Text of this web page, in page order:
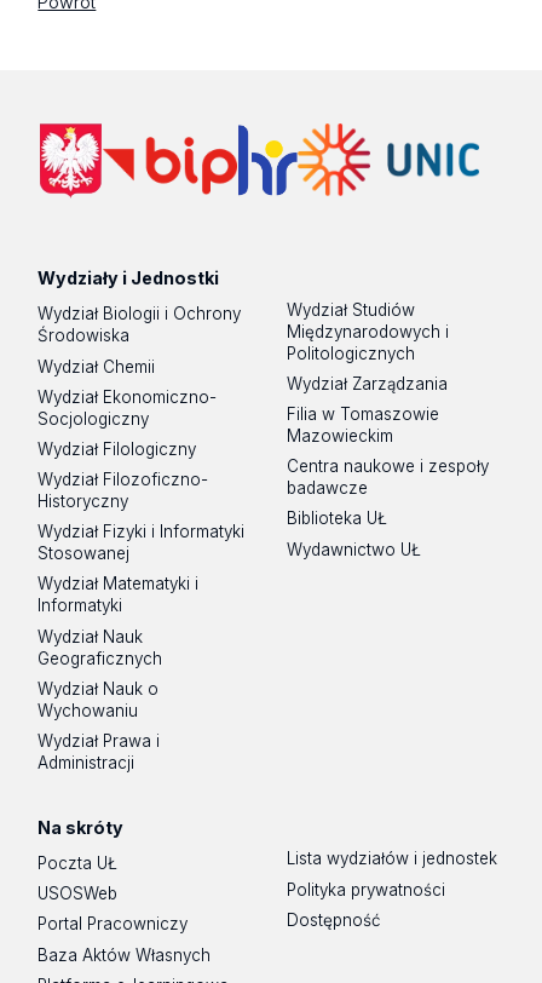
Wydziały i Jednostki
Wydział Biologii i Ochrony
Środowiska
Wydział Chemii
Wydział Ekonomiczno-
Socjologiczny
Wydział Filologiczny
Wydział Filozoficzno-
Historyczny
Wydział Fizyki i Informatyki
Stosowanej
Wydział Matematyki i
Informatyki
Wydział Nauk
Geograficznych
Wydział Nauk o
Wychowaniu
Wydział Prawa i
Administracji
Wydział Studiów
Międzynarodowych i
Politologicznych
Wydział Zarządzania
Filia w Tomaszowie
Mazowieckim
Centra naukowe i zespoły
badawcze
Biblioteka UŁ
Wydawnictwo UŁ
Na skróty
Poczta UŁ
USOSWeb
Portal Pracowniczy
Baza Aktów Własnych
Lista wydziałów i jednostek
Polityka prywatności
Dostępność